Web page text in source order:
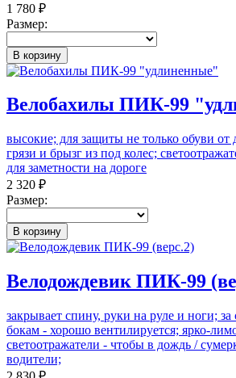
1 780 ₽
Размер:
В корзину
Велобахилы ПИК-99
высокие; для защиты не только обуви
грязи и брызг из под колес;
для заметности на дороге
2 320 ₽
Размер:
В корзину
Велодождевик ПИК-99
закрывает спину, руки на руле и ноги; за
бокам - хорошо вентилируется; ярко-
светоотражатели - чтобы в дождь /
водители;